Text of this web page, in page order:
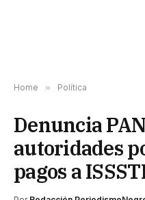
Home » Política
Denuncia
autoridades
pagos a